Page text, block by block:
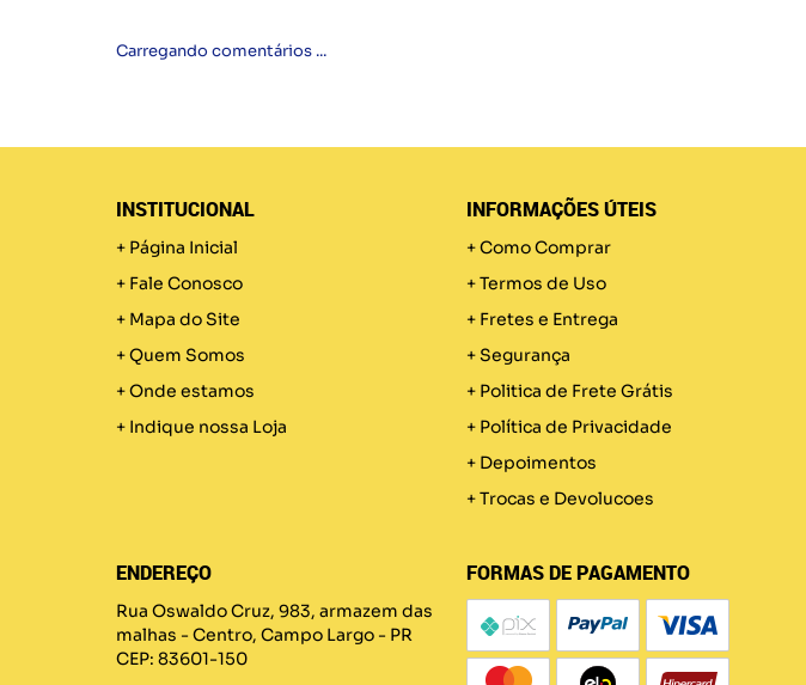
Carregando comentários ...
INSTITUCIONAL
Página Inicial
Fale Conosco
Mapa do Site
Quem Somos
Onde estamos
Indique nossa Loja
INFORMAÇÕES ÚTEIS
Como Comprar
Termos de Uso
Fretes e Entrega
Segurança
Politica de Frete Grátis
Política de Privacidade
Depoimentos
Trocas e Devolucoes
ENDEREÇO
Rua Oswaldo Cruz, 983, armazem das
malhas - Centro, Campo Largo - PR
CEP: 83601-150
FORMAS DE PAGAMENTO